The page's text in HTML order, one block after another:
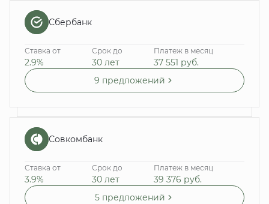
Сбербанк
Ставка от
2.9%
Срок до
30 лет
Платеж в месяц
37 551 руб.
9 предложений
Совкомбанк
Ставка от
3.9%
Срок до
30 лет
Платеж в месяц
39 376 руб.
5 предложений